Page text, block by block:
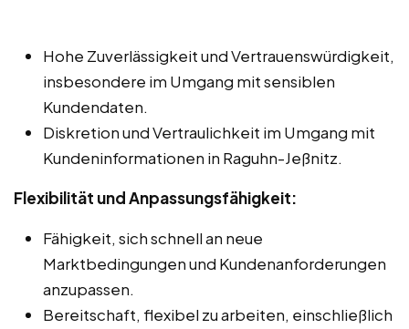
Hohe Zuverlässigkeit und Vertrauenswürdigkeit,
insbesondere im Umgang mit sensiblen
Kundendaten.
Diskretion und Vertraulichkeit im Umgang mit
Kundeninformationen in Raguhn-Jeßnitz.
Flexibilität und Anpassungsfähigkeit:
Fähigkeit, sich schnell an neue
Marktbedingungen und Kundenanforderungen
anzupassen.
Bereitschaft, flexibel zu arbeiten, einschließlich